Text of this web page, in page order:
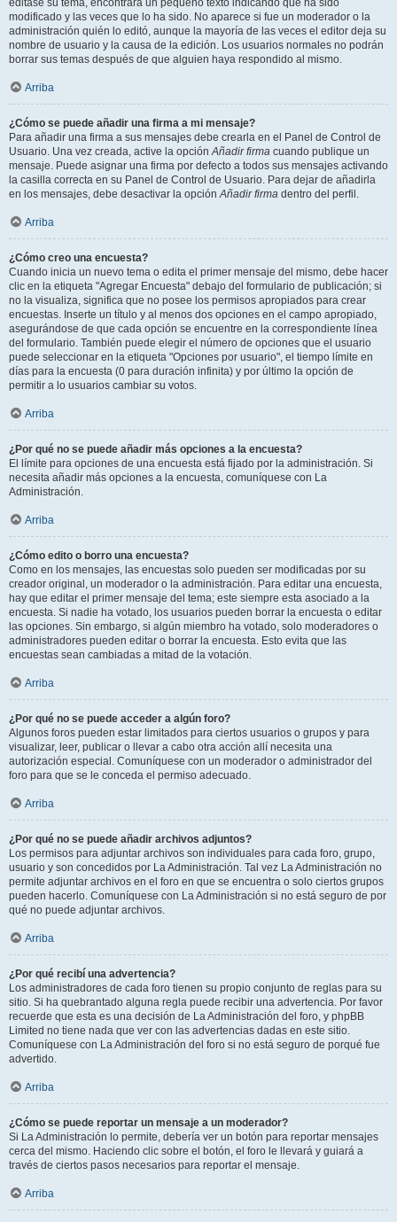
editase su tema, encontrará un pequeño texto indicando que ha sido
modificado y las veces que lo ha sido. No aparece si fue un moderador o la
administración quién lo editó, aunque la mayoría de las veces el editor deja su
nombre de usuario y la causa de la edición. Los usuarios normales no podrán
borrar sus temas después de que alguien haya respondido al mismo.
Arriba
¿Cómo se puede añadir una firma a mi mensaje?
Para añadir una firma a sus mensajes debe crearla en el Panel de Control de
Usuario. Una vez creada, active la opciónAñadir firma cuando publique un
mensaje. Puede asignar una firma por defecto a todos sus mensajes activando
la casilla correcta en su Panel de Control de Usuario. Para dejar de añadirla
en los mensajes, debe desactivar la opciónAñadir firma dentro del perfil.
Arriba
¿Cómo creo una encuesta?
Cuando inicia un nuevo tema o edita el primer mensaje del mismo, debe hacer
clic en la etiqueta "Agregar Encuesta" debajo del formulario de publicación; si
no la visualiza, significa que no posee los permisos apropiados para crear
encuestas. Inserte un título y al menos dos opciones en el campo apropiado,
asegurándose de que cada opción se encuentre en la correspondiente línea
del formulario. También puede elegir el número de opciones que el usuario
puede seleccionar en la etiqueta "Opciones por usuario", el tiempo límite en
días para la encuesta (0 para duración infinita) y por último la opción de
permitir a lo usuarios cambiar su votos.
Arriba
¿Por qué no se puede añadir más opciones a la encuesta?
El límite para opciones de una encuesta está fijado por la administración. Si
necesita añadir más opciones a la encuesta, comuníquese con La
Administración.
Arriba
¿Cómo edito o borro una encuesta?
Como en los mensajes, las encuestas solo pueden ser modificadas por su
creador original, un moderador o la administración. Para editar una encuesta,
hay que editar el primer mensaje del tema; este siempre esta asociado a la
encuesta. Si nadie ha votado, los usuarios pueden borrar la encuesta o editar
las opciones. Sin embargo, si algún miembro ha votado, solo moderadores o
administradores pueden editar o borrar la encuesta. Esto evita que las
encuestas sean cambiadas a mitad de la votación.
Arriba
¿Por qué no se puede acceder a algún foro?
Algunos foros pueden estar limitados para ciertos usuarios o grupos y para
visualizar, leer, publicar o llevar a cabo otra acción allí necesita una
autorización especial. Comuníquese con un moderador o administrador del
foro para que se le conceda el permiso adecuado.
Arriba
¿Por qué no se puede añadir archivos adjuntos?
Los permisos para adjuntar archivos son individuales para cada foro, grupo,
usuario y son concedidos por La Administración. Tal vez La Administración no
permite adjuntar archivos en el foro en que se encuentra o solo ciertos grupos
pueden hacerlo. Comuníquese con La Administración si no está seguro de por
qué no puede adjuntar archivos.
Arriba
¿Por qué recibí una advertencia?
Los administradores de cada foro tienen su propio conjunto de reglas para su
sitio. Si ha quebrantado alguna regla puede recibir una advertencia. Por favor
recuerde que esta es una decisión de La Administración del foro, y phpBB
Limited no tiene nada que ver con las advertencias dadas en este sitio.
Comuníquese con La Administración del foro si no está seguro de porqué fue
advertido.
Arriba
¿Cómo se puede reportar un mensaje a un moderador?
Si La Administración lo permite, debería ver un botón para reportar mensajes
cerca del mismo. Haciendo clic sobre el botón, el foro le llevará y guiará a
través de ciertos pasos necesarios para reportar el mensaje.
Arriba